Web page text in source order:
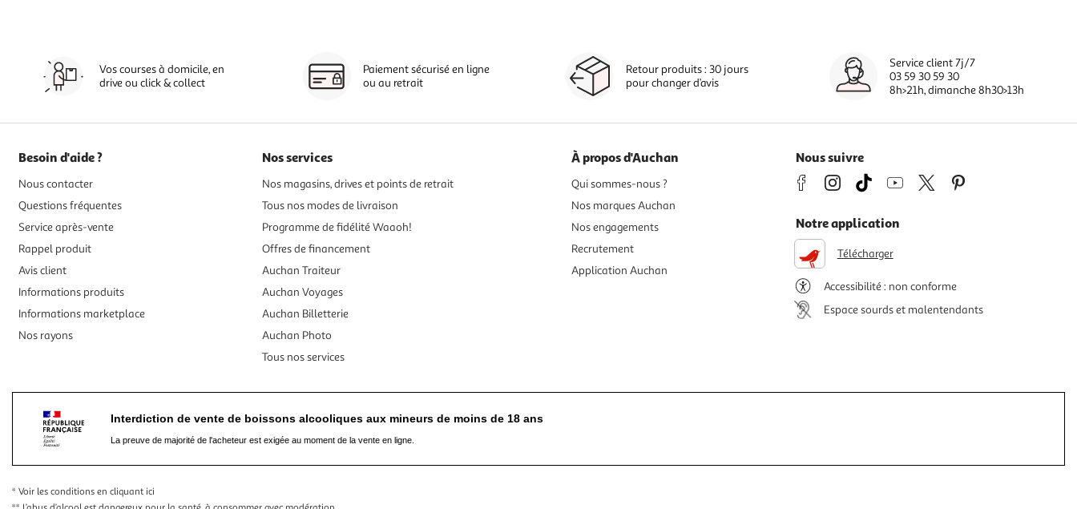
Vos courses à domicile, en
drive ou click & collect
Paiement sécurisé en ligne
ou au retrait
Retour produits : 30 jours
pour changer d’avis
Service client 7j/7
03 59 30 59 30
8h>21h, dimanche 8h30>13h
Besoin d'aide ?
Nous contacter
Questions fréquentes
Service après-vente
Rappel produit
Avis client
Informations produits
Informations marketplace
Nos rayons
Nos services
Nos magasins, drives et points de retrait
Tous nos modes de livraison
Programme de fidélité Waaoh!
Offres de financement
Auchan Traiteur
Auchan Voyages
Auchan Billetterie
Auchan Photo
Tous nos services
À propos d'Auchan
Qui sommes-nous ?
Nos marques Auchan
Nos engagements
Recrutement
Application Auchan
Nous suivre
Notre application
Télécharger
Accessibilité : non conforme
Espace sourds et malentendants
Interdiction de vente de boissons alcooliques aux mineurs de moins de 18 ans
La preuve de majorité de l'acheteur est exigée au moment de la vente en ligne.
* Voir les conditions en cliquant ici